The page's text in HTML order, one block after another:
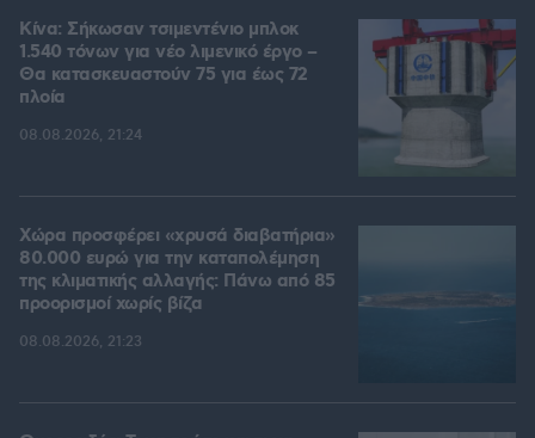
Κίνα: Σήκωσαν τσιμεντένιο μπλοκ
1.540 τόνων για νέο λιμενικό έργο –
Θα κατασκευαστούν 75 για έως 72
πλοία
08.08.2026, 21:24
Χώρα προσφέρει «χρυσά διαβατήρια»
80.000 ευρώ για την καταπολέμηση
της κλιματικής αλλαγής: Πάνω από 85
προορισμοί χωρίς βίζα
08.08.2026, 21:23